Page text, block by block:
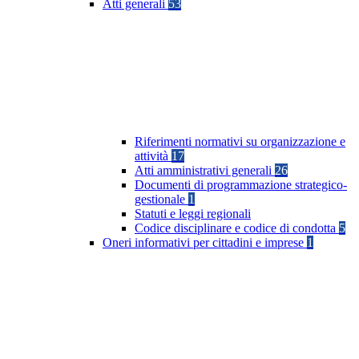
Atti generali 53
Riferimenti normativi su organizzazione e
attività 17
Atti amministrativi generali 26
Documenti di programmazione strategico-
gestionale 1
Statuti e leggi regionali
Codice disciplinare e codice di condotta 5
Oneri informativi per cittadini e imprese 1